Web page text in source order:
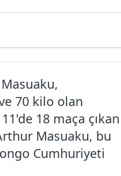
70 kilo olan
18 maça çıkan
Masuaku, bu
Cumhuriyeti